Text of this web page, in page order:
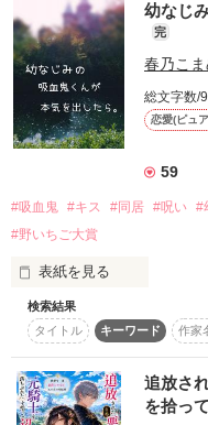
誰かが言った。
『………デッドカース』
そう…死者の呪いだ、と。
続編『わたしはみんなに
完結しております。
よろしければそちらもど
ランキングした作者が書く
ミステリー？でホラーで
読んでみませんか？
問題を解いてくれるのを
幼なじ
完
春乃こま
総文字数/
恋愛(ピュ
59
#吸血鬼 #キス #同居 #呪い #
#野いちご大賞
表紙を見る
私の幼なじみは吸血鬼です
∵∴＊∵∴＊∵∴＊∵∴＊∵∴
検索結果
タイトル
キーワード 作家
追放さ
を拾っ